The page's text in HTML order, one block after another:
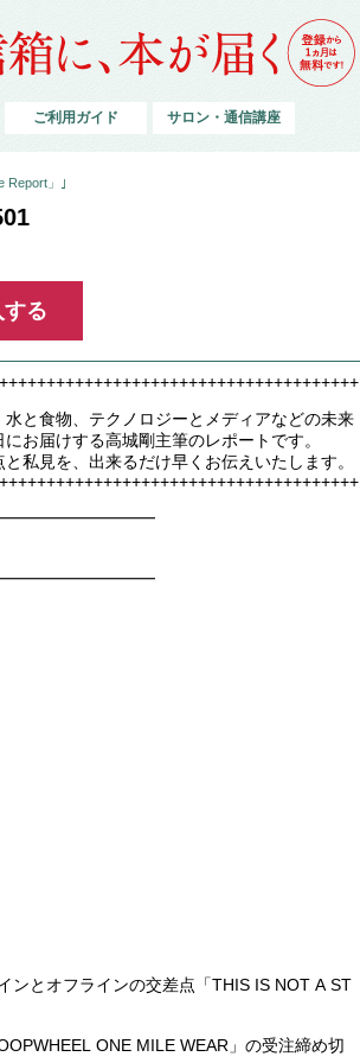
ご利用ガイド サロン・通信講座
Report」｣
る
と食物、テクノロジーとメディアなどの未来
お届けする高城剛主筆のレポートです。
私見を、出来るだけ早くお伝えいたします。
ンとオフラインの交差点「THIS IS NOT A ST
ONE MILE WEAR」の受注締め切